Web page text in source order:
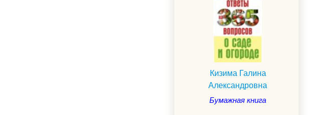
Кизима Галина
Александровна
Бумажная книга